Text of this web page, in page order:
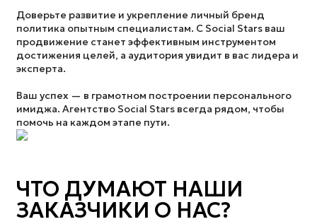
Доверьте развитие и укрепление личный бренд
политика опытным специалистам. С Social Stars ваш
продвижение станет эффективным инструментом
достижения целей, а аудитория увидит в вас лидера и
эксперта.
Ваш успех — в грамотном построении персонального
имиджа. Агентство Social Stars всегда рядом, чтобы
помочь на каждом этапе пути.
ЧТО ДУМАЮТ НАШИ
ЗАКАЗЧИКИ О НАС?